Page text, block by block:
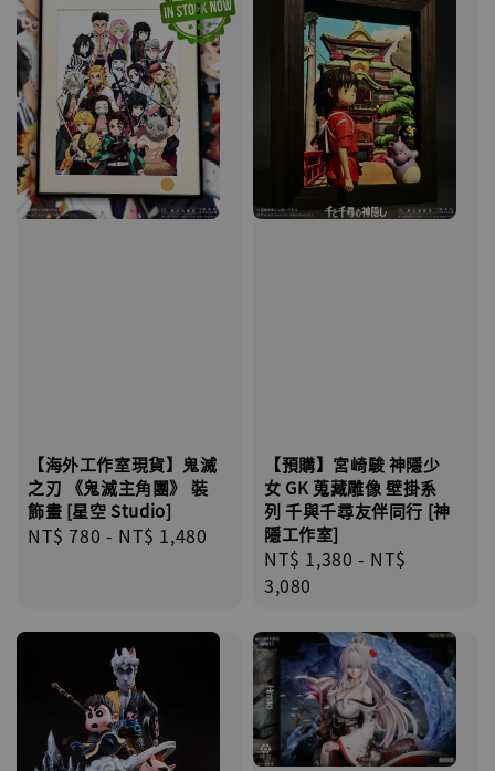
【海外工作室現貨】鬼滅
之刃 《鬼滅主角團》 裝
飾畫 [星空 Studio]
Regular
NT$ 780 - NT$ 1,480
【預購】宮崎駿 神隱少
女 GK 蒐藏雕像 壁掛系
列 千與千尋友伴同行 [神
隱工作室]
Regular
price
NT$ 1,380 - NT$
3,080